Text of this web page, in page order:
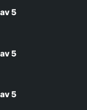
5
5
5